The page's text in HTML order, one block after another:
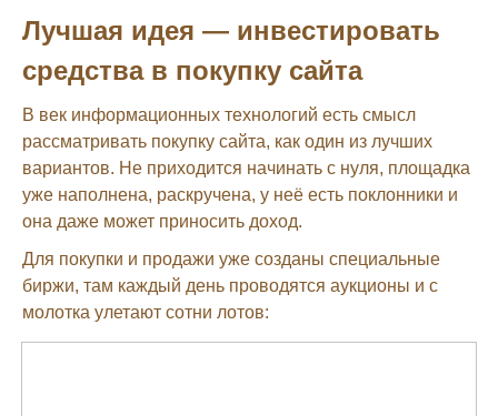
Лучшая идея — инвестировать
средства в покупку сайта
В век информационных технологий есть смысл
рассматривать покупку сайта, как один из лучших
вариантов. Не приходится начинать с нуля, площадка
уже наполнена, раскручена, у неё есть поклонники и
она даже может приносить доход.
Для покупки и продажи уже созданы специальные
биржи, там каждый день проводятся аукционы и с
молотка улетают сотни лотов: